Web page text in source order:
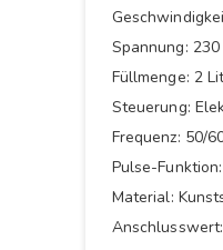
Spannung:
Füllmenge: 2
Steuerung:
Frequenz: 50/
Pulse-Funktion:
Material: